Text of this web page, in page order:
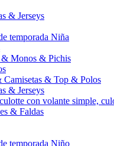
& Jerseys
temporada Niña
& Monos & Pichis
Camisetas & Top & Polos
& Jerseys
con volante simple,
& Faldas
temporada Niño